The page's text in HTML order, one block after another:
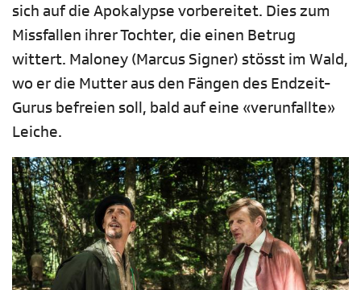
sich auf die Apokalypse vorbereitet. Dies zum
Missfallen ihrer Tochter, die einen Betrug
wittert. Maloney (Marcus Signer) stösst im Wald,
wo er die Mutter aus den Fängen des Endzeit-
Gurus befreien soll, bald auf eine «verunfallte»
Leiche.